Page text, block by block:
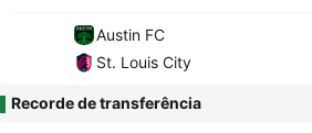
Austin FC
St. Louis City
Recorde de transferência